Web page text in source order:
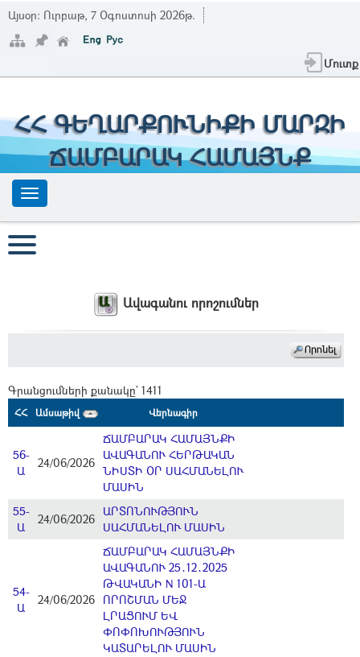
Այսօր: Ուրբաթ, 7 Օգոստոսի 2026թ.
Մուտք
ՀՀ ԳԵՂԱՐՔՈՒՆԻՔԻ ՄԱՐԶԻ
ՃԱՄԲԱՐԱԿ ՀԱՄԱՅՆՔ
Ավագանու որոշումներ
Գրանցումների քանակը` 1411
ՀՀ Ամսաթիվ Վերնագիր
56-
Ա
24/06/2026
ՃԱՄԲԱՐԱԿ ՀԱՄԱՅՆՔԻ
ԱՎԱԳԱՆՈՒ ՀԵՐԹԱԿԱՆ
ՆԻՍՏԻ ՕՐ ՍԱՀՄԱՆԵԼՈՒ
ՄԱՍԻՆ
55-
Ա
24/06/2026
ԱՐՏՈՆՈՒԹՅՈՒՆ
ՍԱՀՄԱՆԵԼՈՒ ՄԱՍԻՆ
54-
Ա
24/06/2026
ՃԱՄԲԱՐԱԿ ՀԱՄԱՅՆՔԻ
ԱՎԱԳԱՆՈՒ 25․12․2025
ԹՎԱԿԱՆԻ N 101-Ա
ՈՐՈՇՄԱՆ ՄԵՋ
ԼՐԱՑՈՒՄ ԵՎ
ՓՈՓՈԽՈՒԹՅՈՒՆ
ԿԱՏԱՐԵԼՈՒ ՄԱՍԻՆ